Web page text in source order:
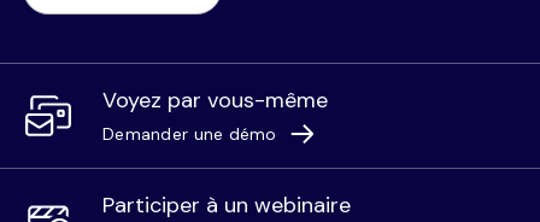
Voyez par vous-même
Demander une démo
Participer à un webinaire